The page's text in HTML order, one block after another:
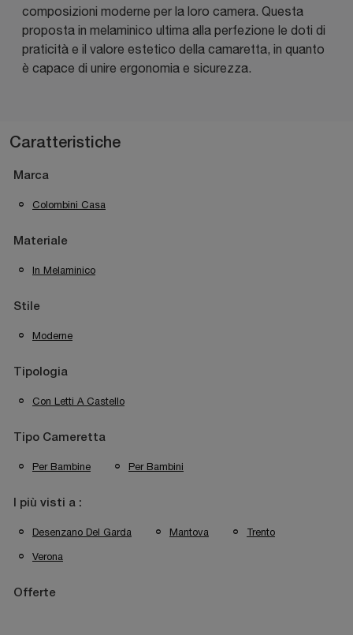
composizioni moderne per la loro camera. Questa
proposta in melaminico ultima alla perfezione le doti di
praticità e il valore estetico della camaretta, in quanto
è capace di unire ergonomia e sicurezza.
Caratteristiche
Marca
Colombini Casa
Materiale
In Melaminico
Stile
Moderne
Tipologia
Con Letti A Castello
Tipo Cameretta
Per Bambine Per Bambini
I più visti a :
Desenzano Del Garda Mantova Trento
Verona
Offerte